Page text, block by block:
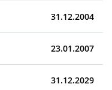
31.12.2004
23.01.2007
31.12.2029